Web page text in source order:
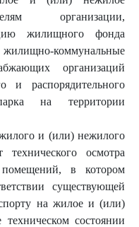
организации,
жилищного фонда
коммунальные
организаций
и распорядительного
на территории
и (или) нежилого
технического осмотра
в котором
существующей
на жилое и (или)
состоянии